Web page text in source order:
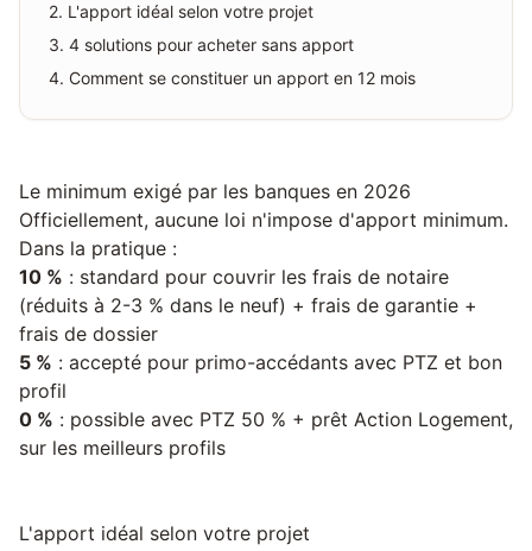
2. L'apport idéal selon votre projet
3. 4 solutions pour acheter sans apport
4. Comment se constituer un apport en 12 mois
Le minimum exigé par les banques en 2026
Officiellement, aucune loi n'impose d'apport minimum.
Dans la pratique :
10 % : standard pour couvrir les frais de notaire
(réduits à 2-3 % dans le neuf) + frais de garantie +
frais de dossier
5 % : accepté pour primo-accédants avec PTZ et bon
profil
0 % : possible avec PTZ 50 % + prêt Action Logement,
sur les meilleurs profils
L'apport idéal selon votre projet